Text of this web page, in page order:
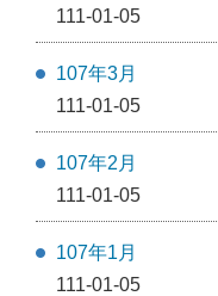
111-01-05
107年3月
111-01-05
107年2月
111-01-05
107年1月
111-01-05